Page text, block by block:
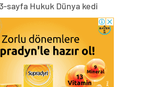
sayfa Hukuk Dünya kedi